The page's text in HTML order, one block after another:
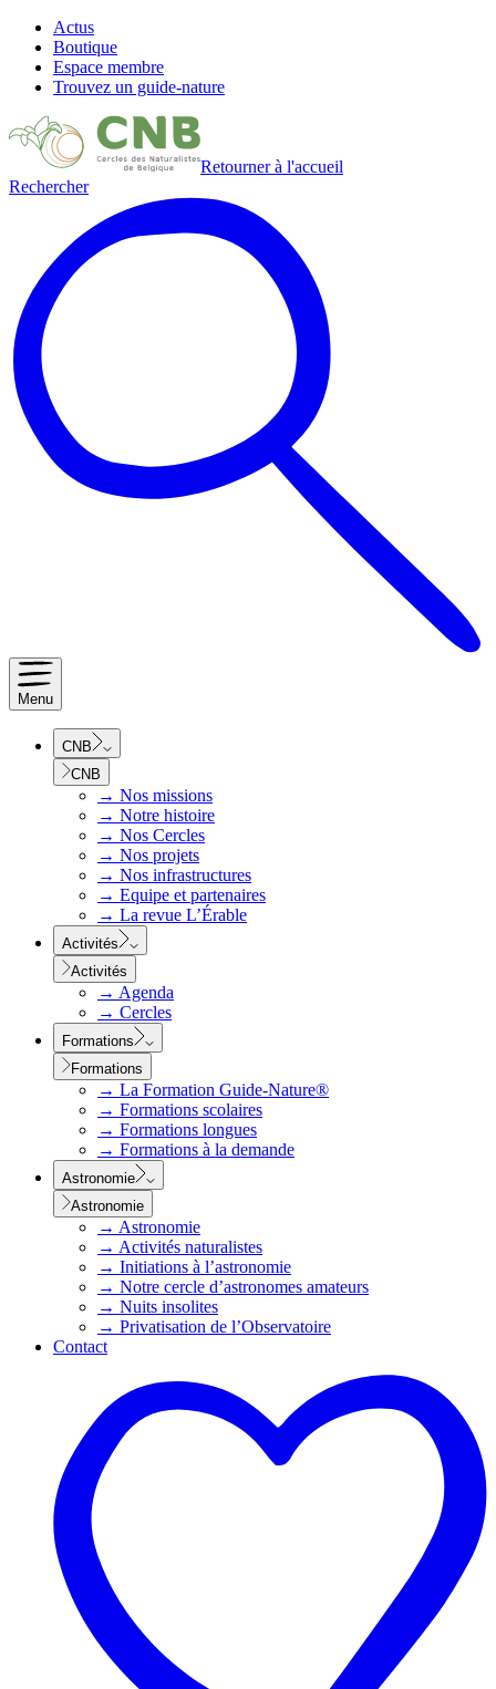
Actus
Boutique
Espace membre
Trouvez un guide-nature
Retourner à l'accueil
Rechercher
Menu
CNB
CNB
→ Nos missions
→ Notre histoire
→ Nos Cercles
→ Nos projets
→ Nos infrastructures
→ Equipe et partenaires
→ La revue L’Érable
Activités
Activités
→ Agenda
→ Cercles
Formations
Formations
→ La Formation Guide-Nature®
→ Formations scolaires
→ Formations longues
→ Formations à la demande
Astronomie
Astronomie
→ Astronomie
→ Activités naturalistes
→ Initiations à l’astronomie
→ Notre cercle d’astronomes amateurs
→ Nuits insolites
→ Privatisation de l’Observatoire
Contact